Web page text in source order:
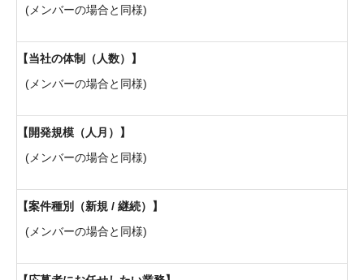
(メンバーの場合と同様)
当社の体制（人数）
(メンバーの場合と同様)
開発規模（人月）
(メンバーの場合と同様)
案件種別（新規 / 継続）
(メンバーの場合と同様)